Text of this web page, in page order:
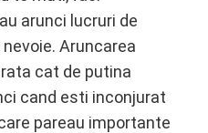
arunci lucruri de
Aruncarea
cat de putina
cand esti inconjurat
pareau importante